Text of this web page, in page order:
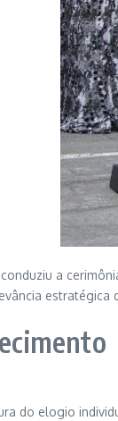
a
do elogio